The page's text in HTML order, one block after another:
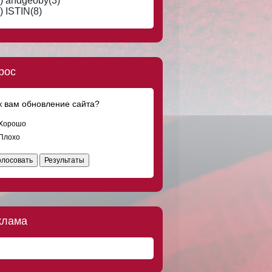
Что-то странное творится в мире.
Отношения обесцениваются, сникерс
дорожает. Вот за сникерс вообще
8 авг 2016, 19:23
Мужчинам тоже тяжело... Встретишь
Ищу добрую, скромную, ласковую
музыку и поэзию Серебряного века, для
DOC8673
8 авг 2016, 17:45
Где я только не был! Греция, Испания,
Мальдивах я тоже не был.
трясут пистолет в баке.
ISTIN(8)
вам обновление сайта?
Результаты